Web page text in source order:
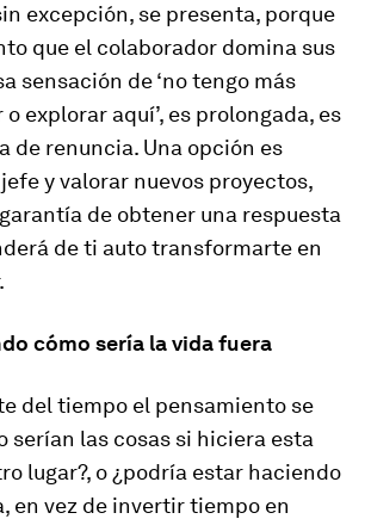
excepción, se presenta, porque
que el colaborador domina sus
sensación de ‘no tengo más
explorar aquí’, es prolongada, es
de renuncia. Una opción es
y valorar nuevos proyectos,
de obtener una respuesta
de ti auto transformarte en
cómo sería la vida fuera
del tiempo el pensamiento se
serían las cosas si hiciera esta
lugar?, o ¿podría estar haciendo
en vez de invertir tiempo en